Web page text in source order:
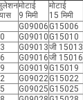
मोटाई
9 मिमी
मोटाई
15 मिमी
G09006 G15006
G09010 G15010
G09013जी 15013
G09016जी 15016
G09019 G15019
G09022G15022
G09025 G15025